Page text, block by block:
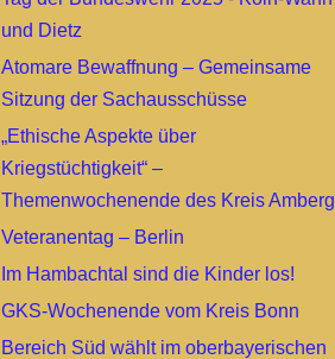
und Dietz
Atomare Bewaffnung – Gemeinsame
Sitzung der Sachausschüsse
„Ethische Aspekte über
Kriegstüchtigkeit“ –
Themenwochenende des Kreis Amberg
Veteranentag – Berlin
Im Hambachtal sind die Kinder los!
GKS-Wochenende vom Kreis Bonn
Bereich Süd wählt im oberbayerischen